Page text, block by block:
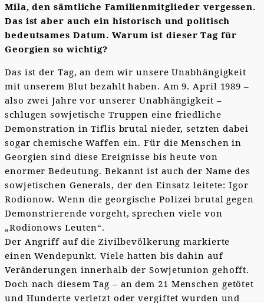
Mila, den sämtliche Familienmitglieder vergessen.
Das ist aber auch ein historisch und politisch
bedeutsames Datum. Warum ist dieser Tag für
Georgien so wichtig?
Das ist der Tag, an dem wir unsere Unabhängigkeit
mit unserem Blut bezahlt haben. Am 9. April 1989 –
also zwei Jahre vor unserer Unabhängigkeit –
schlugen sowjetische Truppen eine friedliche
Demonstration in Tiflis brutal nieder, setzten dabei
sogar chemische Waffen ein. Für die Menschen in
Georgien sind diese Ereignisse bis heute von
enormer Bedeutung. Bekannt ist auch der Name des
sowjetischen Generals, der den Einsatz leitete: Igor
Rodionow. Wenn die georgische Polizei brutal gegen
Demonstrierende vorgeht, sprechen viele von
„Rodionows Leuten“.
Der Angriff auf die Zivilbevölkerung markierte
einen Wendepunkt. Viele hatten bis dahin auf
Veränderungen innerhalb der Sowjetunion gehofft.
Doch nach diesem Tag – an dem 21 Menschen getötet
und Hunderte verletzt oder vergiftet wurden und